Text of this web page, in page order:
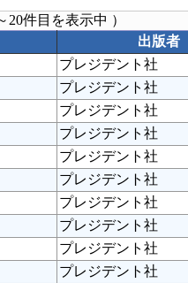
件目を表示中 ）
出版者
プレジデント社
プレジデント社
プレジデント社
プレジデント社
プレジデント社
プレジデント社
プレジデント社
プレジデント社
プレジデント社
プレジデント社